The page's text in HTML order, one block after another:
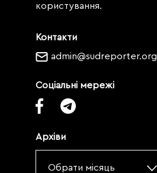
Контакти
admin@sudreporter.org
Соціальні мережі
Архіви
Обрати місяць
користування.